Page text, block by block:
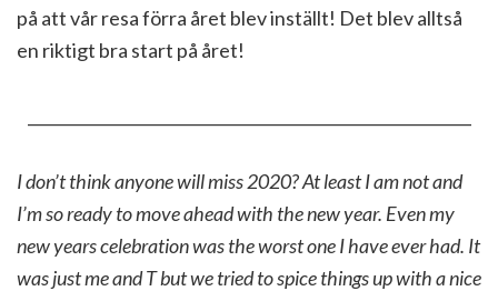
på att vår resa förra året blev inställt! Det blev alltså
en riktigt bra start på året!
I don’t think anyone will miss 2020? At least I am not and
I’m so ready to move ahead with the new year. Even my
new years celebration was the worst one I have ever had. It
was just me and T but we tried to spice things up with a nice